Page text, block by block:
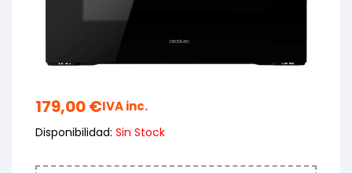
179,00€IVA inc.
Disponibilidad: Sin Stock